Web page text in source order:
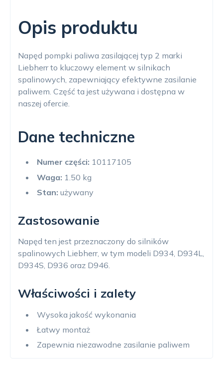
Opis produktu
Napęd pompki paliwa zasilającej typ 2 marki
Liebherr to kluczowy element w silnikach
spalinowych, zapewniający efektywne zasilanie
paliwem. Część ta jest używana i dostępna w
naszej ofercie.
Dane techniczne
Numer części: 10117105
Waga: 1.50 kg
Stan: używany
Zastosowanie
Napęd ten jest przeznaczony do silników
spalinowych Liebherr, w tym modeli D934, D934L,
D934S, D936 oraz D946.
Właściwości i zalety
Wysoka jakość wykonania
Łatwy montaż
Zapewnia niezawodne zasilanie paliwem